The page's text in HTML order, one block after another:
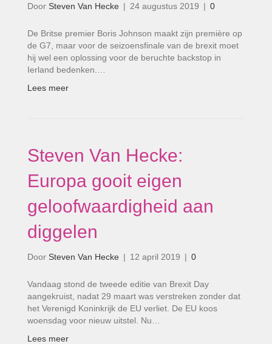
Door Steven Van Hecke | 24 augustus 2019 | 0
De Britse premier Boris Johnson maakt zijn première op
de G7, maar voor de seizoensfinale van de brexit moet
hij wel een oplossing voor de beruchte backstop in
Ierland bedenken.…
Lees meer
Steven Van Hecke:
Europa gooit eigen
geloofwaardigheid aan
diggelen
Door Steven Van Hecke | 12 april 2019 | 0
Vandaag stond de tweede editie van Brexit Day
aangekruist, nadat 29 maart was verstreken zonder dat
het Verenigd Koninkrijk de EU verliet. De EU koos
woensdag voor nieuw uitstel. Nu…
Lees meer